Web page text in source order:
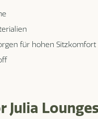
für hohen Sitzkomfort
Julia